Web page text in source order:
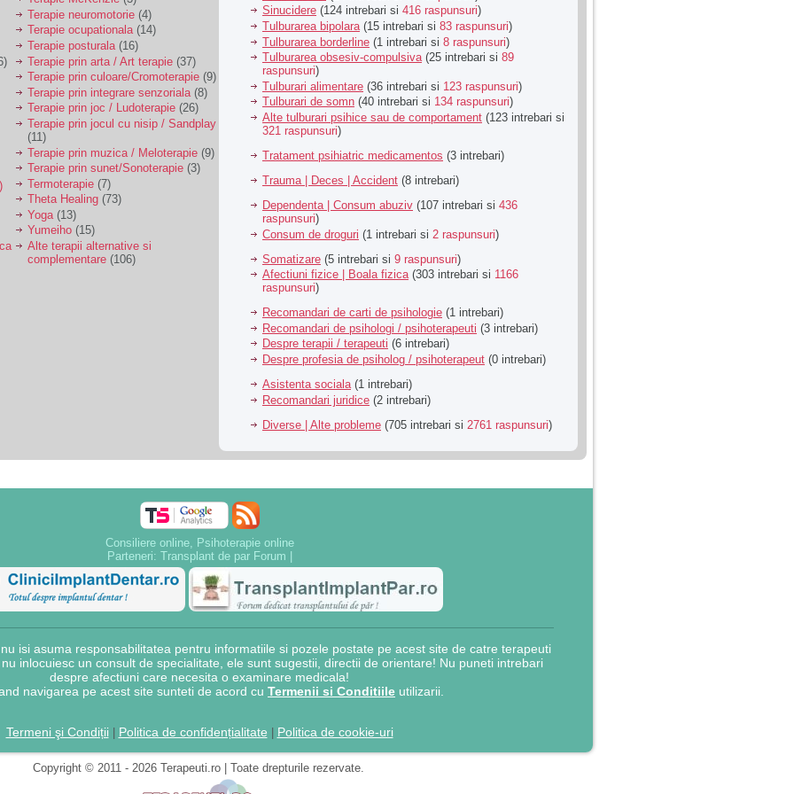
Terapie neuromotorie (4)
Terapie ocupationala(14)
Terapie posturala (16)
Terapie prin arta / Art terapie (37)
Terapie prin culoare/Cromoterapie (9)
Terapie prin integrare senzoriala (8)
Terapie prin joc / Ludoterapie (26)
Terapie prin jocul cu nisip / Sandplay
(11)
Terapie prin muzica / Meloterapie (9)
Terapie prin sunet/Sonoterapie (3)
Termoterapie (7)
Theta Healing (73)
Yoga (13)
Yumeiho (15)
Alte terapii alternative si
complementare (106)
Sinucidere (124 intrebari si 416 raspunsuri)
Tulburarea bipolara(15 intrebari si 83 raspunsuri)
Tulburarea borderline (1 intrebari si 8 raspunsuri)
Tulburarea obsesiv-compulsiva(25 intrebari si 89
raspunsuri)
Tulburari alimentare (36 intrebari si 123 raspunsuri)
Tulburari de somn (40 intrebari si 134 raspunsuri)
Alte tulburari psihice sau de comportament (123 intrebari si
321 raspunsuri)
Tratament psihiatric medicamentos (3 intrebari)
Trauma | Deces | Accident (8 intrebari)
Dependenta | Consum abuziv (107 intrebari si 436
raspunsuri)
Consum de droguri (1 intrebari si 2 raspunsuri)
Somatizare (5 intrebari si 9 raspunsuri)
Afectiuni fizice | Boala fizica(303 intrebari si 1166
raspunsuri)
Recomandari de carti de psihologie (1 intrebari)
Recomandari de psihologi / psihoterapeuti (3 intrebari)
Despre terapii / terapeuti (6 intrebari)
Despre profesia de psiholog / psihoterapeut (0 intrebari)
Asistenta sociala (1 intrebari)
Recomandari juridice (2 intrebari)
Diverse | Alte probleme (705 intrebari si 2761 raspunsuri)
Consiliere online, Psihoterapie online
Parteneri: Transplant de par Forum
isi asuma responsabilitatea pentru informatiile si pozele postate pe acest site de catre terapeuti
inlocuiesc un consult de specialitate, ele sunt sugestii, directii de orientare! Nu puneti intrebari
despre afectiuni care necesita o examinare medicala!
navigarea pe acest site sunteti de acord cu Termenii si Conditiile utilizarii.
Termeni şi Condiții| Politica de confidențialitate Politica de cookie-uri
Copyright © 2011 - 2026 Terapeuti.ro | Toate drepturile rezervate.